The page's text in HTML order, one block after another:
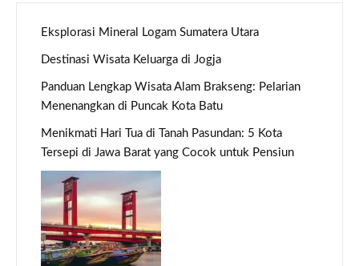
Eksplorasi Mineral Logam Sumatera Utara
Destinasi Wisata Keluarga di Jogja
Panduan Lengkap Wisata Alam Brakseng: Pelarian
Menenangkan di Puncak Kota Batu
Menikmati Hari Tua di Tanah Pasundan: 5 Kota
Tersepi di Jawa Barat yang Cocok untuk Pensiun